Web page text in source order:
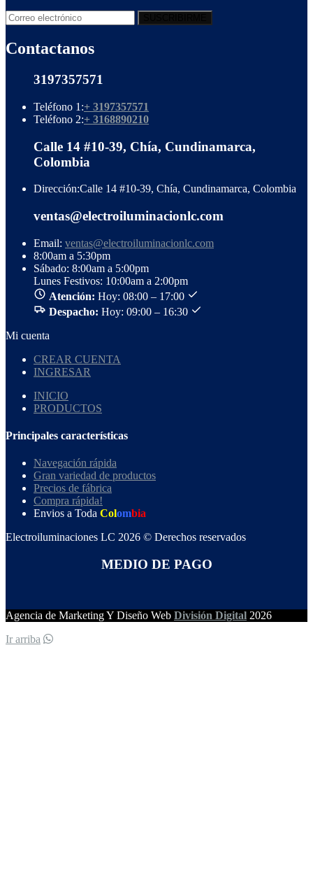
Contactanos
3197357571
Teléfono 1:+ 3197357571
Teléfono 2:+ 3168890210
Calle 14 #10-39, Chía, Cundinamarca,
Colombia
Dirección:Calle 14 #10-39, Chía, Cundinamarca, Colombia
ventas@electroiluminacionlc.com
Email: ventas@electroiluminacionlc.com
8:00am a 5:30pm
Sábado: 8:00am a 5:00pm
Lunes Festivos: 10:00am a 2:00pm
Atención: Hoy: 08:00 – 17:00
Despacho: Hoy: 09:00 – 16:30
Mi cuenta
CREAR CUENTA
INGRESAR
INICIO
PRODUCTOS
Principales características
Navegación rápida
Gran variedad de productos
Precios de fábrica
Compra rápida!
Envios a Toda Colombia
Electroiluminaciones LC 2026 © Derechos reservados
MEDIO DE PAGO
Agencia de Marketing Y Diseño Web División Digital 2026
Ir arriba